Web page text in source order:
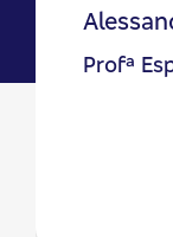
Profª